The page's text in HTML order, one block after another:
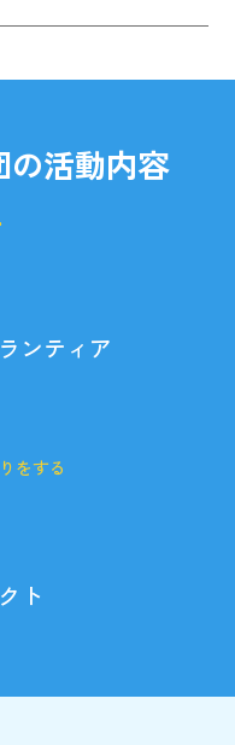
の活動内容
ンティア
をする
ト